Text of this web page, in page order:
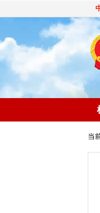
当